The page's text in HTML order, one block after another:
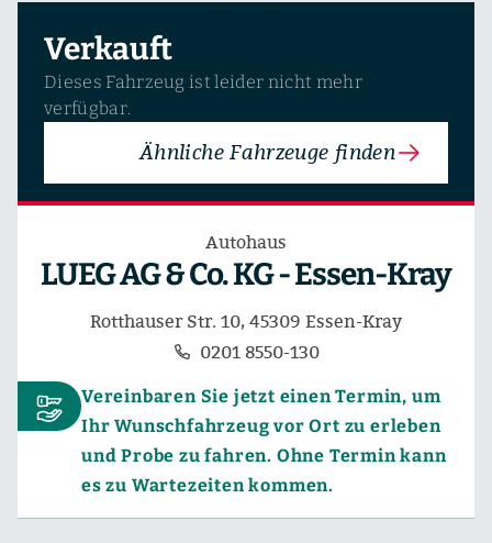
Verkauft
Dieses Fahrzeug ist leider nicht mehr
verfügbar.
Ähnliche Fahrzeuge finden
Autohaus
LUEG AG & Co. KG - Essen-Kray
Rotthauser Str. 10, 45309 Essen-Kray
0201 8550-130
Vereinbaren Sie jetzt einen Termin, um
Ihr Wunschfahrzeug vor Ort zu erleben
und Probe zu fahren. Ohne Termin kann
es zu Wartezeiten kommen.